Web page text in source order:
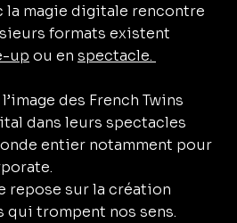
la magie digitale rencontre
formats existent
up ou en spectacle.
des French Twins
dans leurs spectacles
entier notamment pour
repose sur la création
trompent nos sens.